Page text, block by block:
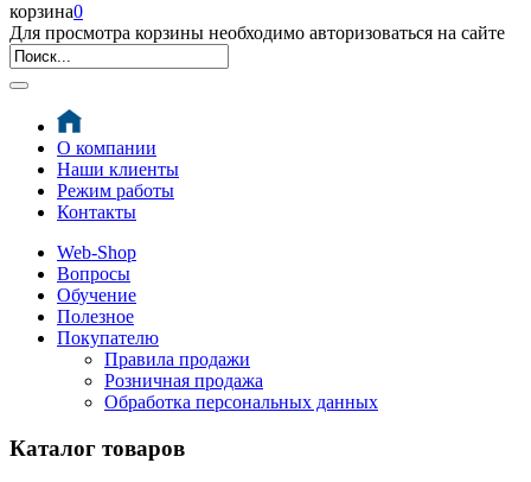
корзина0
Для просмотра корзины необходимо авторизоваться на сайте
О компании
Наши клиенты
Режим работы
Контакты
Web-Shop
Вопросы
Обучение
Полезное
Покупателю
Правила продажи
Розничная продажа
Обработка персональных данных
Каталог товаров